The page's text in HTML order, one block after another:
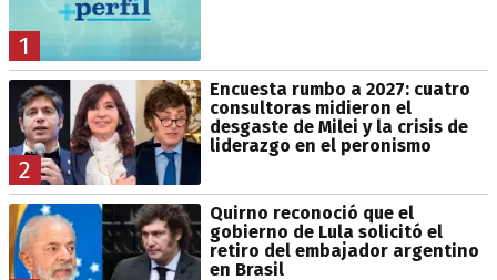
1
2
Encuesta rumbo a 2027: cuatro
consultoras midieron el
desgaste de Milei y la crisis de
liderazgo en el peronismo
Quirno reconoció que el
gobierno de Lula solicitó el
retiro del embajador argentino
en Brasil